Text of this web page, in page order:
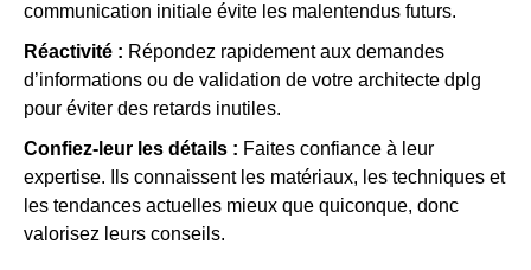
communication initiale évite les malentendus futurs.
Réactivité : Répondez rapidement aux demandes
d’informations ou de validation de votre architecte dplg
pour éviter des retards inutiles.
Confiez-leur les détails : Faites confiance à leur
expertise. Ils connaissent les matériaux, les techniques et
les tendances actuelles mieux que quiconque, donc
valorisez leurs conseils.